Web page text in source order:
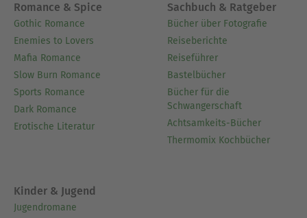
Romance & Spice
Gothic Romance
Enemies to Lovers
Mafia Romance
Slow Burn Romance
Sports Romance
Dark Romance
Erotische Literatur
Sachbuch & Ratgeber
Bücher über Fotografie
Reiseberichte
Reiseführer
Bastelbücher
Bücher für die
Schwangerschaft
Achtsamkeits-Bücher
Thermomix Kochbücher
Kinder & Jugend
Jugendromane